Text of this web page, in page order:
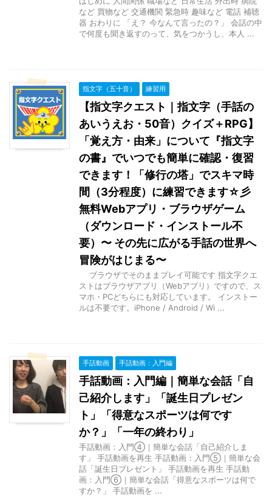
など 買物など 交通機関 緊急時 趣味など 電話 補聴
器 おわりに 「え？ 今なんて言ったの？」 会話の中
で何度も聞き返すのって、気をつかうし、本人 ...
指文字（五十音） 練習用
【指文字クエスト｜指文字（手話の
あいうえお・50音）クイズ＋RPG】
「覚え方・由来」について『指文字
の書』でいつでも簡単に確認・復習
できます！「修行の塔」でスキマ時
間（3分程度）に練習できます☆彡
無料Webアプリ・ブラウザゲーム
（ダウンロード・インストール不
要）〜 その先に広がる手話の世界へ
冒険がはじまる〜
ブラウザでそのままプレイ可能です 指文字クエ
ストはブラウザアプリ（Webアプリ）ですので、ス
マホ・PCどちらにも対応しています。 インストー
ルは不要です。iPhone / Android / Wi ...
手話動画 手話動画：入門編
手話動画：入門編｜簡単な会話「自
己紹介します」「誕生日プレゼン
ト」「得意なスポーツは何です
か？」「一年の終わり」
手話動画：入門④｜簡単な会話「自己紹介しま
す」 手話動画を再生 手話動画：入門⑤｜簡単な会
話「誕生日プレゼント」 手話動画を再生 手話動
画：入門⑥｜簡単な会話「得意なスポーツは何で
すか？」 手話動画を ...